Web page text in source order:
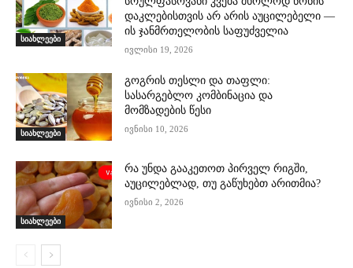
სიახლეები
დაკლებისთვის არ არის აუცილებელი —
ის ჯანმრთელობის საფუძველია
ივლისი 19, 2026
სიახლეები
გოგრის თესლი და თაფლი:
სასარგებლო კომბინაცია და
მომზადების წესი
ივნისი 10, 2026
სიახლეები
რა უნდა გააკეთოთ პირველ რიგში,
აუცილებლად, თუ გაწუხებთ არითმია?
ივნისი 2, 2026